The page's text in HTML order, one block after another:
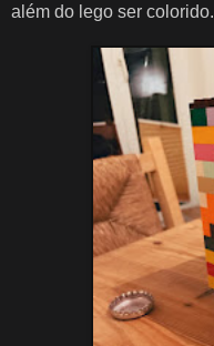
além do lego ser colorido.